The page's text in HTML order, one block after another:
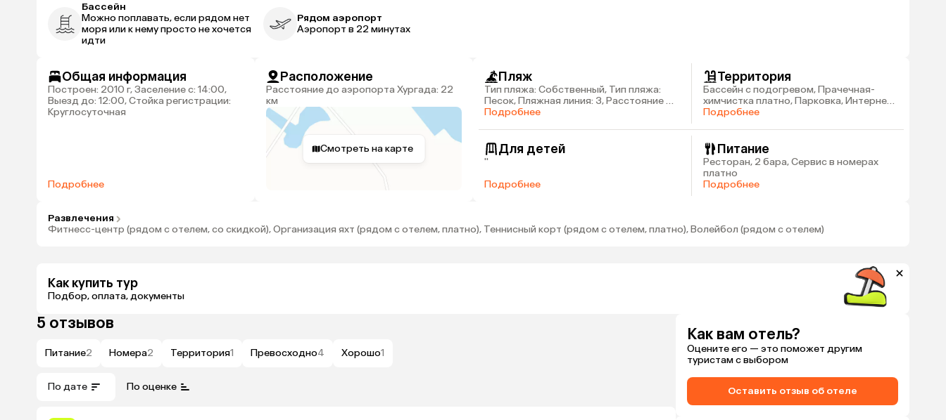
Бассейн
Можно поплавать, если рядом нет
моря или к нему просто не хочется
идти
Рядом аэропорт
Аэропорт в 22 минутах
Общая информация
Построен: 2010 г, Заселение с: 14:00,
Выезд до: 12:00, Стойка регистрации:
Круглосуточная
Подробнее
Расположение
Расстояние до аэропорта Хургада: 22
км
Смотреть на карте
Пляж
Тип пляжа: Собственный, Тип пляжа:
Песок, Пляжная линия: 3, Расстояние до
пляжа: 800 м
Подробнее
Территория
Бассейн с подогревом, Прачечная-
химчистка платно, Парковка, Интернет
платно
Подробнее
Для детей
''
Подробнее
Питание
Ресторан, 2 бара, Сервис в номерах
платно
Подробнее
Развлечения
Фитнесс-центр (рядом с отелем, со скидкой), Организация яхт (рядом с отелем, платно), Теннисный корт (рядом с отелем, платно), Волейбол (рядом с отелем)
Как купить тур
Подбор, оплата, документы
5 отзывов
Питание2 Номера2 Территория1 Превосходно4 Хорошо1
По дате По оценке
Как вам отель?
Оцените его — это поможет другим
туристам с выбором
Оставить отзыв об отеле